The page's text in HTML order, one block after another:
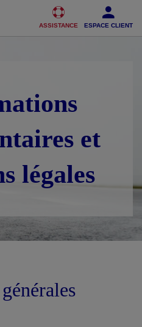
au Pied de page
ASSISTANCE ESPACE CLIENT
et
légales